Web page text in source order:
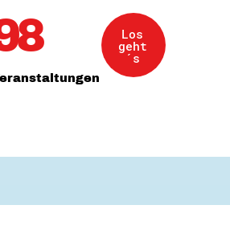
Los
geht
´s